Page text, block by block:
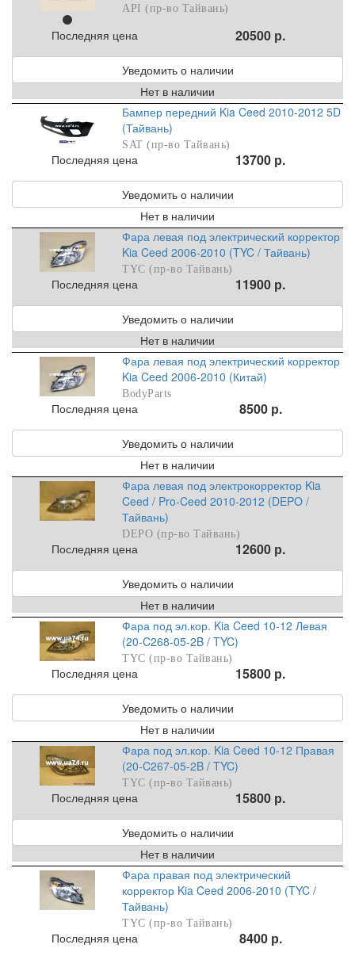
API (пр-во Тайвань)
Последняя цена 20500 р.
Уведомить о наличии
Нет в наличии
Бампер передний Kia Ceed 2010-2012 5D
(Тайвань)
SAT (пр-во Тайвань)
Последняя цена 13700 р.
Уведомить о наличии
Нет в наличии
Фара левая под электрический корректор
Kia Ceed 2006-2010 (TYC / Тайвань)
TYC (пр-во Тайвань)
Последняя цена 11900 р.
Уведомить о наличии
Нет в наличии
Фара левая под электрический корректор
Kia Ceed 2006-2010 (Китай)
BodyParts
Последняя цена 8500 р.
Уведомить о наличии
Нет в наличии
Фара левая под электрокорректор Kia
Ceed / Pro-Ceed 2010-2012 (DEPO /
Тайвань)
DEPO (пр-во Тайвань)
Последняя цена 12600 р.
Уведомить о наличии
Нет в наличии
Фара под эл.кор. Kia Ceed 10-12 Левая
(20-C268-05-2B / TYC)
TYC (пр-во Тайвань)
Последняя цена 15800 р.
Уведомить о наличии
Нет в наличии
Фара под эл.кор. Kia Ceed 10-12 Правая
(20-C267-05-2B / TYC)
TYC (пр-во Тайвань)
Последняя цена 15800 р.
Уведомить о наличии
Нет в наличии
Фара правая под электрический
корректор Kia Ceed 2006-2010 (TYC /
Тайвань)
TYC (пр-во Тайвань)
Последняя цена 8400 р.